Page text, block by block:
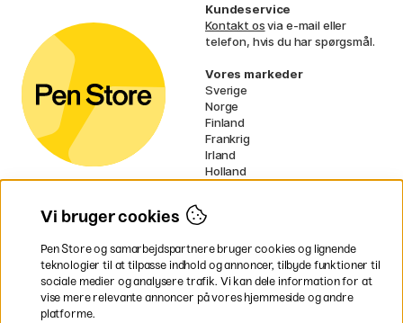
Kundeservice
Kontakt osvia e-mail eller
telefon, hvis du har spørgsmål.
Vores markeder
Sverige
Norge
Finland
Frankrig
Irland
Holland
EU
* Specifikkefragtvilkår gælder for
voluminøse varer.
Vi bruger cookies
Pen Store og samarbejdspartnere bruger cookies og lignende
teknologier til at tilpasse indhold og annoncer, tilbyde funktioner til
sociale medier og analysere trafik. Vi kan dele information for at
vise mere relevante annoncer på vores hjemmeside og andre
platforme.